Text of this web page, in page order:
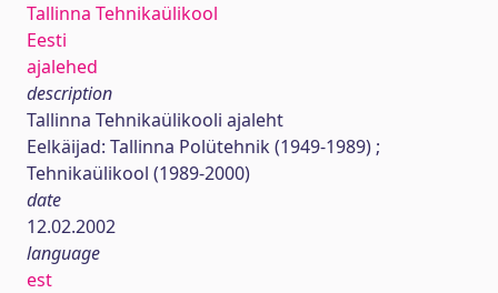
Tallinna Tehnikaülikool
Eesti
ajalehed
description
Tallinna Tehnikaülikooli ajaleht
Eelkäijad: Tallinna Polütehnik (1949-1989) ;
Tehnikaülikool (1989-2000)
date
12.02.2002
language
est